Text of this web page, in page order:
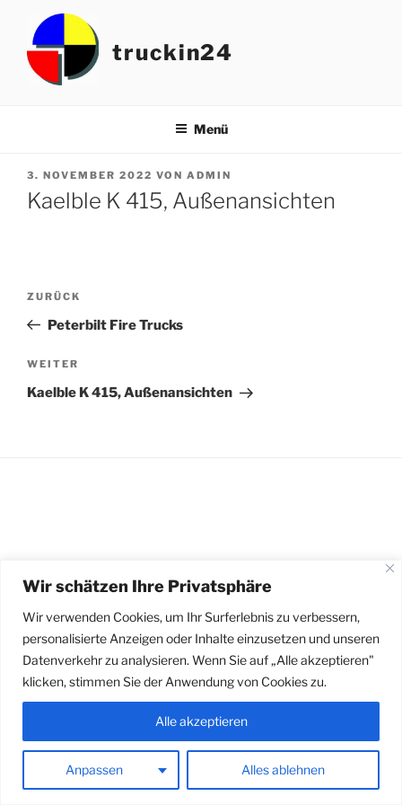
Wir schätzen Ihre Privatsphäre
Wir verwenden Cookies, um Ihr Surferlebnis zu verbessern,
personalisierte Anzeigen oder Inhalte einzusetzen und unseren
Datenverkehr zu analysieren. Wenn Sie auf „Alle akzeptieren"
klicken, stimmen Sie der Anwendung von Cookies zu.
Anpassen Alles ablehnen
Alle akzeptieren
Inhalt
springen
truckin24
Menü
VERÖFFENTLICHT
AM
3. NOVEMBER 2022 VON ADMIN
Kaelble K 415, Außenansichten
Beitragsnavigation
Vorheriger
Beitrag
ZURÜCK
Peterbilt Fire Trucks
Nächster
Beitrag
WEITER
Kaelble K 415, Außenansichten
Stolz präsentiert von WordPress